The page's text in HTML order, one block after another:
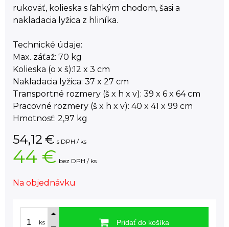
rukoväť, kolieska s ľahkým chodom, šasi a
nakladacia lyžica z hliníka.
Technické údaje:
Max. záťaž: 70 kg
Kolieska (o x š):12 x 3 cm
Nakladacia lyžica: 37 x 27 cm
Transportné rozmery (š x h x v): 39 x 6 x 64 cm
Pracovné rozmery (š x h x v): 40 x 41 x 99 cm
Hmotnosť: 2,97 kg
54,12 € s DPH / ks
44 € bez DPH / ks
Na objednávku
ks Pridať do košíka